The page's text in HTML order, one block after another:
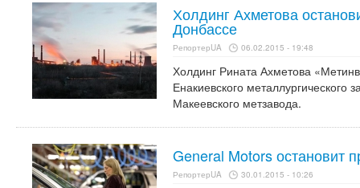
Холдинг Ахметова
Донбассе
РепортерUA 06.02.2015 - 19:48
Холдинг Рината Ахметова
Енакиевского
Макеевского метзавода.
General Motors остановит
РепортерUA 30.01.2015 - 10:26